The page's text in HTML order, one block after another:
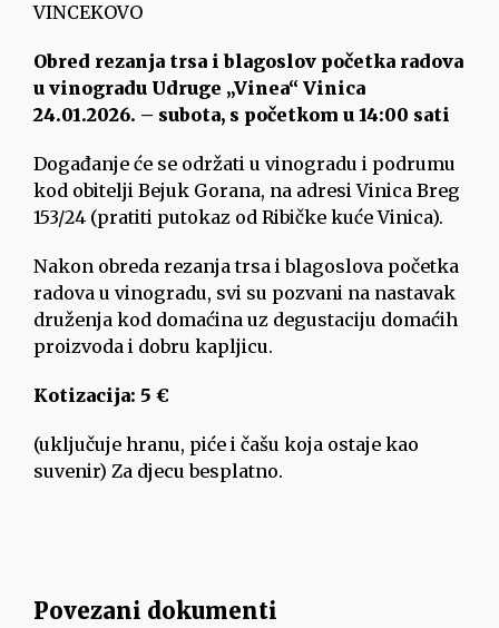
VINCEKOVO
Obred rezanja trsa i blagoslov početka radova
u vinogradu Udruge „Vinea“ Vinica
24.01.2026. – subota, s početkom u 14:00 sati
Događanje će se održati u vinogradu i podrumu
kod obitelji Bejuk Gorana, na adresi Vinica Breg
153/24 (pratiti putokaz od Ribičke kuće Vinica).
Nakon obreda rezanja trsa i blagoslova početka
radova u vinogradu, svi su pozvani na nastavak
druženja kod domaćina uz degustaciju domaćih
proizvoda i dobru kapljicu.
Kotizacija: 5 €
(uključuje hranu, piće i čašu koja ostaje kao
suvenir) Za djecu besplatno.
Povezani dokumenti